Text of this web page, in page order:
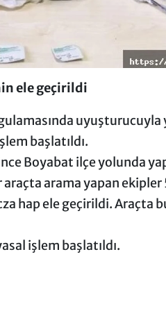
ele geçirildi
uyuşturucuyla
başlatıldı.
Boyabat ilçe yolunda
araçta arama yapan
hap ele geçirildi. Araçta
işlem başlatıldı.